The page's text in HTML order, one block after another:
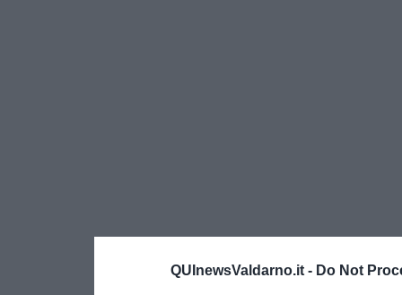
QUInewsValdarno.it - Do Not